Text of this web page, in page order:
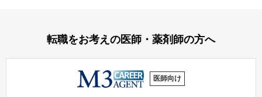
転職をお考えの医師・薬剤師の方へ
医師向け